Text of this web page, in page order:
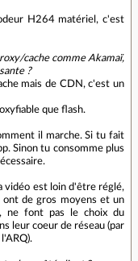
H264 matériel, c'est
cache comme Akamaï,
?
mais de CDN, c'est un
que flash.
il marche. Si tu fait
Sinon tu consomme plus
vidéo est loin d'être réglé,
de gros moyens et un
ne font pas le choix du
leur coeur de réseau (par